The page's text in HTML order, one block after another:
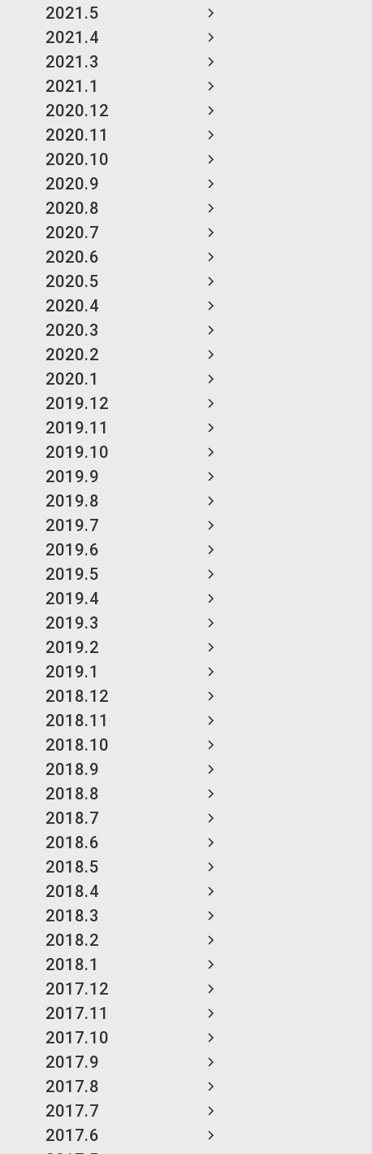
2021.5
2021.4
2021.3
2021.1
2020.12
2020.11
2020.10
2020.9
2020.8
2020.7
2020.6
2020.5
2020.4
2020.3
2020.2
2020.1
2019.12
2019.11
2019.10
2019.9
2019.8
2019.7
2019.6
2019.5
2019.4
2019.3
2019.2
2019.1
2018.12
2018.11
2018.10
2018.9
2018.8
2018.7
2018.6
2018.5
2018.4
2018.3
2018.2
2018.1
2017.12
2017.11
2017.10
2017.9
2017.8
2017.7
2017.6